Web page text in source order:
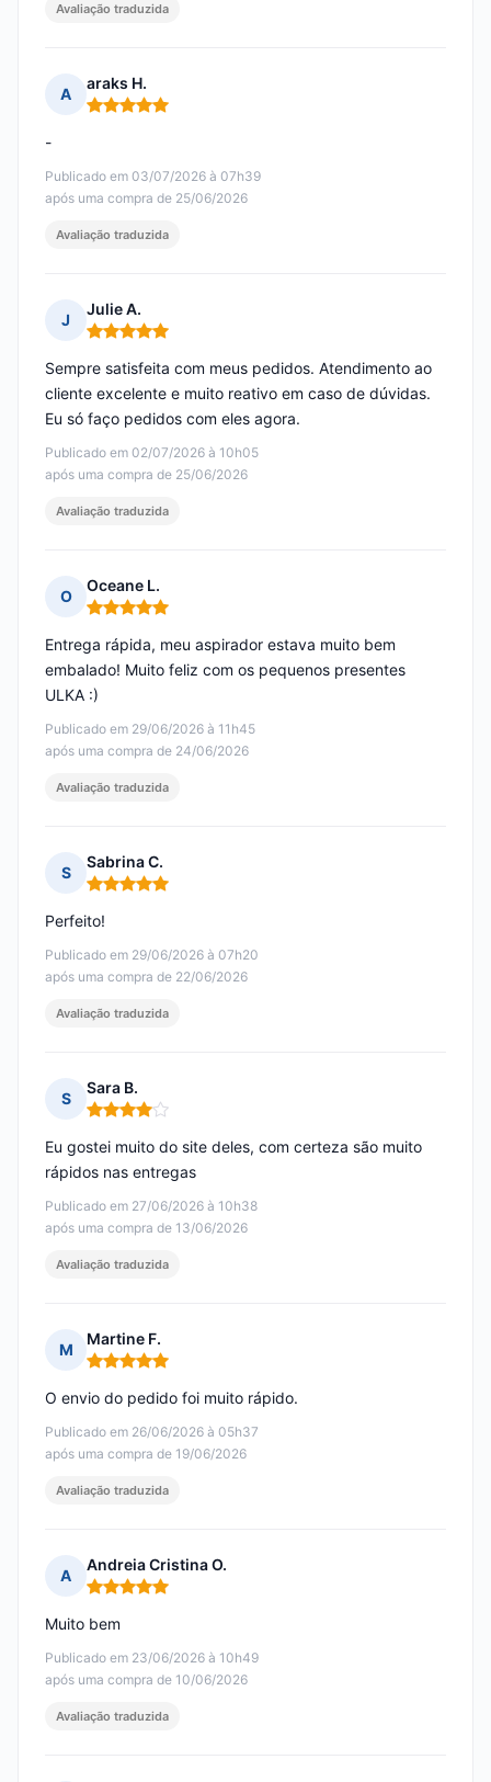
Avaliação traduzida
A
araks H.
Nota: 5 em 5
Publicado em 03/07/2026 à 07h39
após uma compra de 25/06/2026
-
Avaliação traduzida
J
Julie A.
Nota: 5 em 5
Publicado em 02/07/2026 à 10h05
após uma compra de 25/06/2026
Sempre satisfeita com meus pedidos. Atendimento ao
cliente excelente e muito reativo em caso de dúvidas.
Eu só faço pedidos com eles agora.
Avaliação traduzida
O
Oceane L.
Nota: 5 em 5
Publicado em 29/06/2026 à 11h45
após uma compra de 24/06/2026
Entrega rápida, meu aspirador estava muito bem
embalado! Muito feliz com os pequenos presentes
ULKA :)
Avaliação traduzida
S
Sabrina C.
Nota: 5 em 5
Publicado em 29/06/2026 à 07h20
após uma compra de 22/06/2026
Perfeito!
Avaliação traduzida
S
Sara B.
Nota: 4 em 5
Publicado em 27/06/2026 à 10h38
após uma compra de 13/06/2026
Eu gostei muito do site deles, com certeza são muito
rápidos nas entregas
Avaliação traduzida
M
Martine F.
Nota: 5 em 5
Publicado em 26/06/2026 à 05h37
após uma compra de 19/06/2026
O envio do pedido foi muito rápido.
Avaliação traduzida
A
Andreia Cristina O.
Nota: 5 em 5
Publicado em 23/06/2026 à 10h49
após uma compra de 10/06/2026
Muito bem
Avaliação traduzida